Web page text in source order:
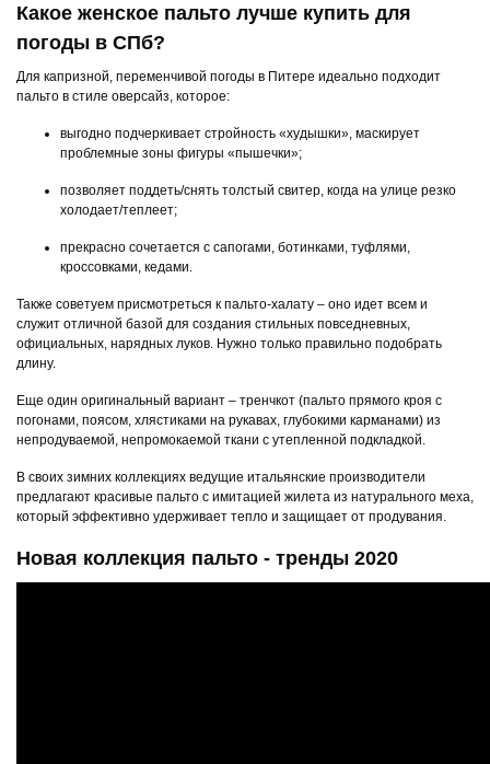
Какое женское пальто лучше купить для
погоды в СПб?
Для капризной, переменчивой погоды в Питере идеально подходит
пальто в стиле оверсайз, которое:
выгодно подчеркивает стройность «худышки», маскирует
проблемные зоны фигуры «пышечки»;
позволяет поддеть/снять толстый свитер, когда на улице резко
холодает/теплеет;
прекрасно сочетается с сапогами, ботинками, туфлями,
кроссовками, кедами.
Также советуем присмотреться к пальто-халату – оно идет всем и
служит отличной базой для создания стильных повседневных,
официальных, нарядных луков. Нужно только правильно подобрать
длину.
Еще один оригинальный вариант – тренчкот (пальто прямого кроя с
погонами, поясом, хлястиками на рукавах, глубокими карманами) из
непродуваемой, непромокаемой ткани с утепленной подкладкой.
В своих зимних коллекциях ведущие итальянские производители
предлагают красивые пальто с имитацией жилета из натурального меха,
который эффективно удерживает тепло и защищает от продувания.
Новая коллекция пальто - тренды 2020